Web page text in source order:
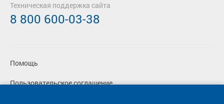
Помощь
Пользовательское соглашение
Техническая поддержка сайта
8 800 600-03-38